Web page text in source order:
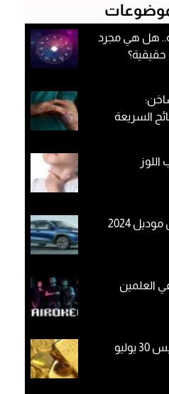
هل هي مجرد
حقيقية؟
السريعة
2024
العلمين
أسعار الذهب اليوم الخميس 30 يوليو